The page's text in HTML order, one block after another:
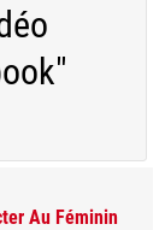
Au Féminin